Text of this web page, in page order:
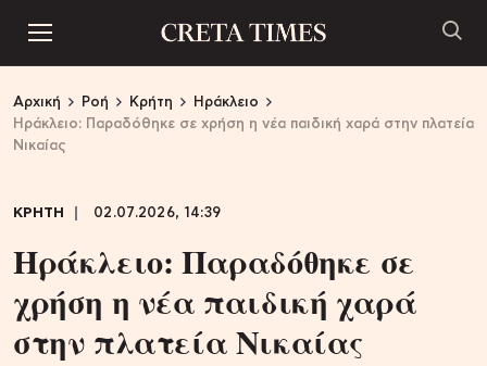
Αρχική Ροή Κρήτη
Ηράκλειο
Ηράκλειο: Παραδόθηκε σε χρήση η νέα παιδική χαρά στην πλατεία
Νικαίας
ΚΡΗΤΗ 02.07.2026, 14:39
Ηράκλειο: Παραδόθηκε σε
χρήση η νέα παιδική χαρά
στην πλατεία Νικαίας